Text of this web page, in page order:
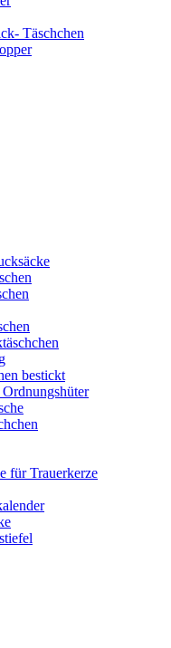
Täschchen
bestickt
Ordnungshüter
für Trauerkerze